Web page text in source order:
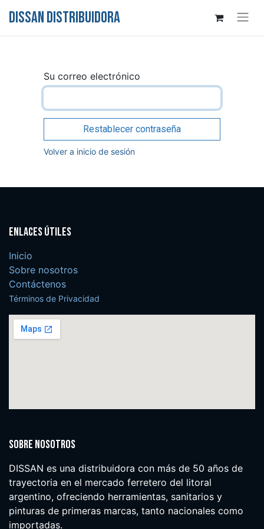
DISSAN DISTRIBUIDORA
Su correo electrónico
Restablecer contraseña
Volver a inicio de sesión
Enlaces útiles
Inicio
Sobre nosotros
Contáctenos
Términos de Privacidad
Sobre nosotros
DISSAN es una distribuidora con más de 50 años de
trayectoria en el mercado ferretero del litoral
argentino, ofreciendo herramientas, sanitarios y
pinturas de primeras marcas, tanto nacionales como
importadas.